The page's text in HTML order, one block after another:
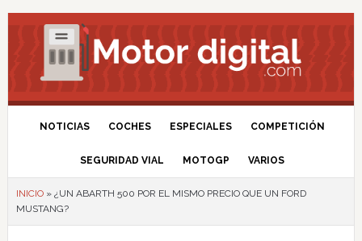
NOTICIAS COCHES ESPECIALES COMPETICIÓN
SEGURIDAD VIAL MOTOGP VARIOS
INICIO» ¿UN ABARTH 500 POR EL MISMO PRECIO QUE UN FORD
MUSTANG?